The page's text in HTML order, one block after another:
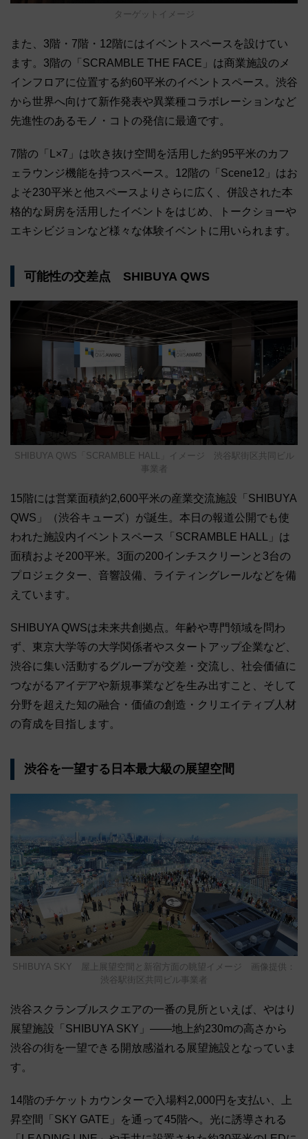
ターゲットイメージ
また、3階・7階・12階にはイベントスペースを設けてい
ます。3階の「SCRAMBLE THE FACE」は商業施設のメ
インフロアに位置する約60平米のイベントスペース。渋谷
から世界へ向けて新作発表や異業種コラボレーションなど
先進性のあるモノ・コトの発信に最適です。
7階の「L×7」は吹き抜け空間を活用した約95平米のカフ
ェラウンジ機能を持つスペース。12階の「Scene12」はお
よそ230平米と他スペースよりさらに広く、併設された本
格的な厨房を活用したイベントをはじめ、トークショーや
エキシビジョンなど様々な体験イベントに用いられます。
可能性の交差点 SHIBUYA QWS
SHIBUYA QWS「SCRAMBLE HALL」イメージ 渋谷駅街区共同ビル
事業者
15階には営業面積約2,600平米の産業交流施設「SHIBUYA
QWS」（渋谷キューズ）が誕生。本日の報道公開でも使
われた施設内イベントスペース「SCRAMBLE HALL」は
面積およそ200平米。3面の200インチスクリーンと3台の
プロジェクター、音響設備、ライティングレールなどを備
えています。
SHIBUYA QWSは未来共創拠点。年齢や専門領域を問わ
ず、東京大学等の大学関係者やスタートアップ企業など、
渋谷に集い活動するグループが交差・交流し、社会価値に
つながるアイデアや新規事業などを生み出すこと、そして
分野を超えた知の融合・価値の創造・クリエイティブ人材
の育成を目指します。
渋谷を一望する日本最大級の展望空間
SHIBUYA SKY 屋上展望空間と新宿方面の眺望イメージ 画像提供：
渋谷駅街区共同ビル事業者
渋谷スクランブルスクエアの一番の見所といえば、やはり
展望施設「SHIBUYA SKY」――地上約230mの高さから
渋谷の街を一望できる開放感溢れる展望施設となっていま
す。
14階のチケットカウンターで入場料2,000円を支払い、上
昇空間「SKY GATE」を通って45階へ。光に誘導される